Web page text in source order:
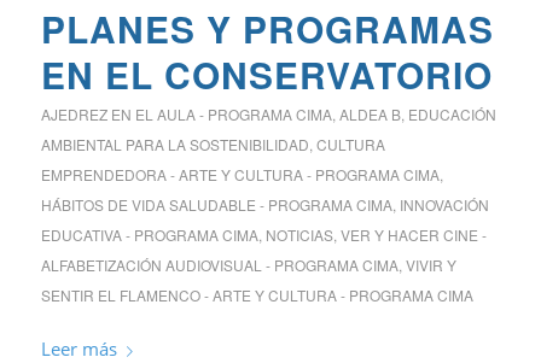
PLANES Y PROGRAMAS
EN EL CONSERVATORIO
AJEDREZ EN EL AULA - PROGRAMA CIMA, ALDEA B, EDUCACIÓN
AMBIENTAL PARA LA SOSTENIBILIDAD, CULTURA
EMPRENDEDORA - ARTE Y CULTURA - PROGRAMA CIMA,
HÁBITOS DE VIDA SALUDABLE - PROGRAMA CIMA, INNOVACIÓN
EDUCATIVA - PROGRAMA CIMA, NOTICIAS, VER Y HACER CINE -
ALFABETIZACIÓN AUDIOVISUAL - PROGRAMA CIMA, VIVIR Y
SENTIR EL FLAMENCO - ARTE Y CULTURA - PROGRAMA CIMA
Leer más